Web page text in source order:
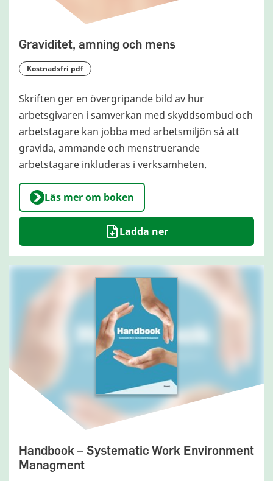
Graviditet, amning och mens
kostnadsfri pdf
Skriften ger en övergripande bild av hur
arbetsgivaren i samverkan med skyddsombud och
arbetstagare kan jobba med arbetsmiljön så att
gravida, ammande och menstruerande
arbetstagare inkluderas i verksamheten.
Läs mer om boken
Ladda ner
Handbook – Systematic Work Environment
Managment